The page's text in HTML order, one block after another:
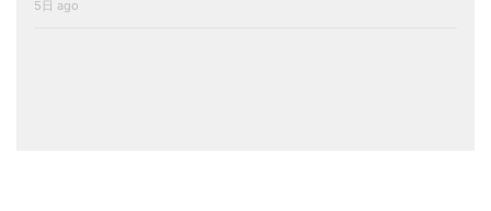
5日 ago